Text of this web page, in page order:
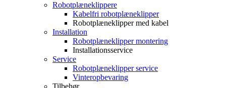
Robotplæneklippere
Kabelfri robotplæneklipper
Robotplæneklipper med kabel
Installation
Robotplæneklipper montering
Installationsservice
Service
Robotplæneklipper service
Vinteropbevaring
Tilbehør